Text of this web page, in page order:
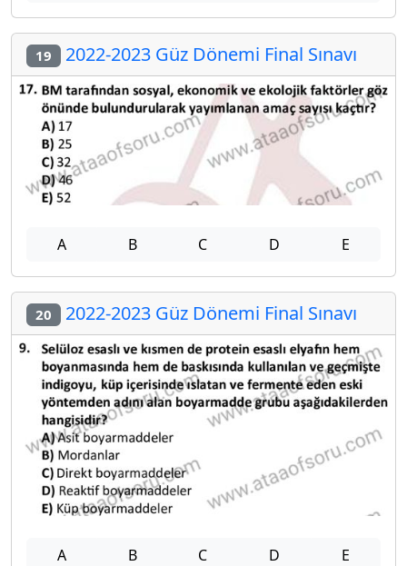
19 2022-2023 Güz Dönemi Final Sınavı
A B C D E
20 2022-2023 Güz Dönemi Final Sınavı
A B C D E